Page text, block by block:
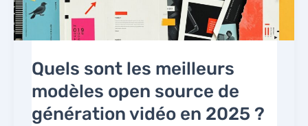
Quels sont les meilleurs
modèles open source de
génération vidéo en 2025 ?